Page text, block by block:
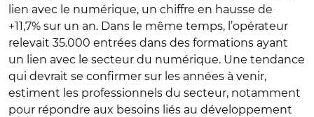
lien avec le numérique, un chiffre en hausse de
+11,7% sur un an. Dans le même temps, l’opérateur
relevait 35.000 entrées dans des formations ayant
un lien avec le secteur du numérique. Une tendance
qui devrait se confirmer sur les années à venir,
estiment les professionnels du secteur, notamment
pour répondre aux besoins liés au développement